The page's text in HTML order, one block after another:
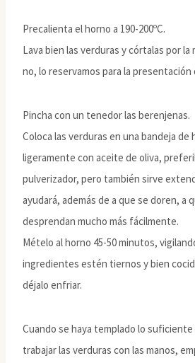
Precalienta el horno a 190-200ºC.
Lava bien las verduras y córtalas por
no, lo reservamos para la presentación
Pincha con un tenedor las berenjenas.
Coloca las verduras en una bandeja de
ligeramente con aceite de oliva,
pulverizador, pero también sirve
ayudará, además de a que se doren, a
desprendan mucho más fácilmente.
Mételo al horno 45-50 minutos,
ingredientes estén tiernos y bien
déjalo enfriar.
Cuando se haya templado lo
trabajar las verduras con las manos,